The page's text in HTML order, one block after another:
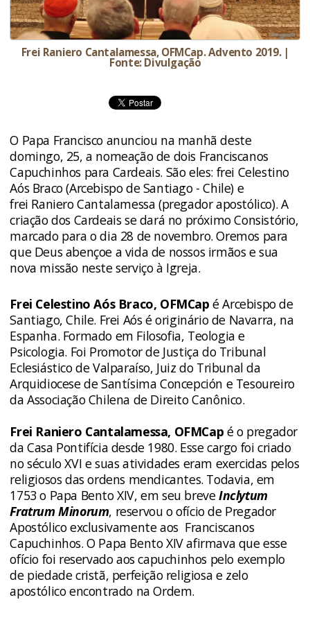
Frei Raniero Cantalamessa, OFMCap. Advento 2019. |
Fonte: Divulgação
O Papa Francisco anunciou na manhã deste
domingo, 25, a nomeação de dois Franciscanos
Capuchinhos para Cardeais. São eles: frei Celestino
Aós Braco (Arcebispo de Santiago - Chile) e
frei Raniero Cantalamessa (pregador apostólico). A
criação dos Cardeais se dará no próximo Consistório,
marcado para o dia 28 de novembro. Oremos para
que Deus abençoe a vida de nossos irmãos e sua
nova missão neste serviço à Igreja.
Frei Celestino Aós Braco, OFMCap é Arcebispo de
Santiago, Chile. Frei Aós é originário de Navarra, na
Espanha. Formado em Filosofia, Teologia e
Psicologia. Foi Promotor de Justiça do Tribunal
Eclesiástico de Valparaíso, Juiz do Tribunal da
Arquidiocese de Santísima Concepción e Tesoureiro
da Associação Chilena de Direito Canônico.
Frei Raniero Cantalamessa, OFMCap é o pregador
da Casa Pontifícia desde 1980. Esse cargo foi criado
no século XVI e suas atividades eram exercidas pelos
religiosos das ordens mendicantes. Todavia, em
1753 o Papa Bento XIV, em seu breveInclytum
Fratrum Minorum, reservou o ofício de Pregador
Apostólico exclusivamente aos Franciscanos
Capuchinhos. O Papa Bento XIV afirmava que esse
ofício foi reservado aos capuchinhos pelo exemplo
de piedade cristã, perfeição religiosa e zelo
apostólico encontrado na Ordem.